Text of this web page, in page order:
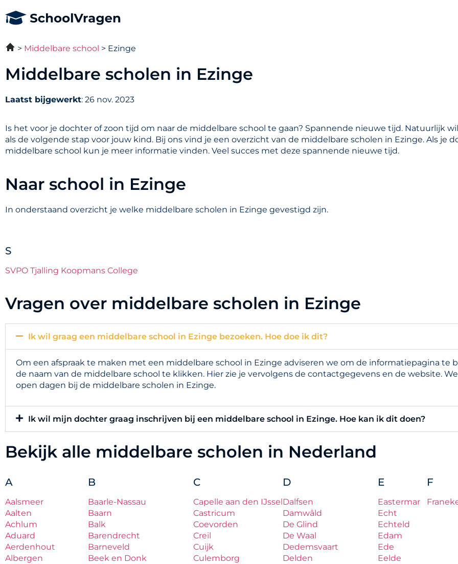
Middelbare school Ezinge
Middelbare scholen in Ezinge
Laatst bijgewerkt: 26 nov. 2023
Is het voor je dochter of zoon tijd om naar de middelbare school te gaan? Spannende nieuwe tijd. Natuurlijk
als de volgende stap voor jouw kind. Bij ons vind je een overzicht van de middelbare scholen in Ezinge. Als je
middelbare school kun je meer informatie vinden. Veel succes met deze spannende nieuwe tijd.
Naar school in Ezinge
In onderstaand overzicht je welke middelbare scholen in Ezinge gevestigd zijn.
S
SVPO Tjalling Koopmans College
Vragen over middelbare scholen in Ezinge
Ik wil graag een middelbare school in Ezinge bezoeken. Hoe doe ik dit?
Om een afspraak te maken met een middelbare school in Ezinge adviseren we om de informatiepagina te
de naam van de middelbare school te klikken. Hier zie je vervolgens de contactgegevens en de website.
open dagen bij de middelbare scholen in Ezinge.
Ik wil mijn dochter graag inschrijven bij een middelbare school in Ezinge. Hoe kan ik dit doen?
Bekijk alle middelbare scholen in Nederland
A
Aalsmeer
Aalten
Achlum
Aduard
Aerdenhout
Albergen
B
Baarle-Nassau
Baarn
Balk
Barendrecht
Barneveld
Beek en Donk
C
Capelle aan den IJssel
Castricum
Coevorden
Creil
Cuijk
Culemborg
D
Dalfsen
Damwâld
De Glind
De Waal
Dedemsvaart
Delden
E
Eastermar
Echt
Echteld
Edam
Ede
Eelde
F